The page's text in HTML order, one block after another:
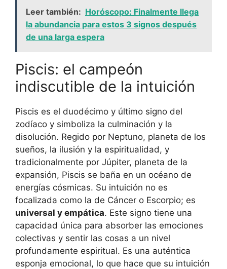
Leer también: Horóscopo: Finalmente llega
la abundancia para estos 3 signos después
de una larga espera
Piscis: el campeón
indiscutible de la intuición
Piscis es el duodécimo y último signo del
zodíaco y simboliza la culminación y la
disolución. Regido por Neptuno, planeta de los
sueños, la ilusión y la espiritualidad, y
tradicionalmente por Júpiter, planeta de la
expansión, Piscis se baña en un océano de
energías cósmicas. Su intuición no es
focalizada como la de Cáncer o Escorpio; es
universal y empática. Este signo tiene una
capacidad única para absorber las emociones
colectivas y sentir las cosas a un nivel
profundamente espiritual. Es una auténtica
esponja emocional, lo que hace que su intuición